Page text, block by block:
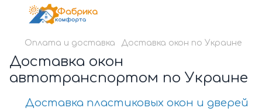
Оплата и доставка Доставка окон по Украине
Доставка окон
автотранспортом по Украине
Доставка пластиковых окон и дверей